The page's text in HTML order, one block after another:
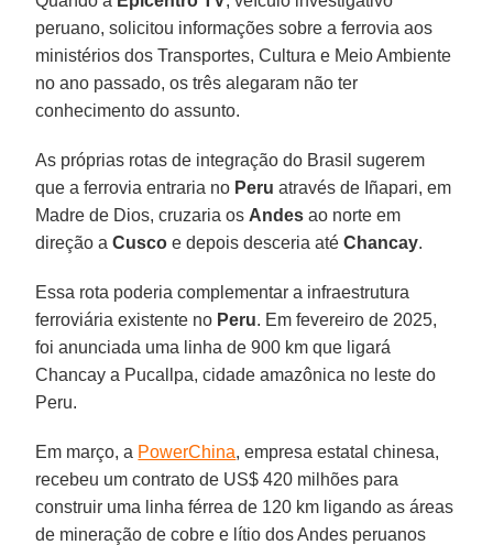
peruano, solicitou informações sobre a ferrovia aos
ministérios dos Transportes, Cultura e Meio Ambiente
no ano passado, os três alegaram não ter
conhecimento do assunto.
As próprias rotas de integração do Brasil sugerem
que a ferrovia entraria no Peru através de Iñapari, em
Madre de Dios, cruzaria os Andes ao norte em
direção aCusco e depois desceria atéChancay.
Essa rota poderia complementar a infraestrutura
ferroviária existente no Peru. Em fevereiro de 2025,
foi anunciada uma linha de 900 km que ligará
Chancay a Pucallpa, cidade amazônica no leste do
Peru.
Em março, a PowerChina, empresa estatal chinesa,
recebeu um contrato de US$ 420 milhões para
construir uma linha férrea de 120 km ligando as áreas
de mineração de cobre e lítio dos Andes peruanos